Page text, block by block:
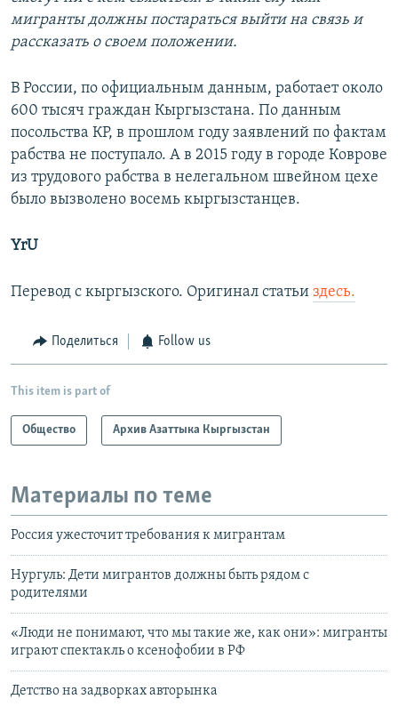
мигранты должны постараться выйти на связь и
рассказать о своем положении.
В России, по официальным данным, работает около
600 тысяч граждан Кыргызстана. По данным
посольства КР, в прошлом году заявлений по фактам
рабства не поступало. А в 2015 году в городе Коврове
из трудового рабства в нелегальном швейном цехе
было вызволено восемь кыргызстанцев.
YrU
Перевод с кыргызского. Оригинал статьи здесь.
Поделиться Follow us
This item is part of
Общество Архив Азаттыка Кыргызстан
Материалы по теме
Россия ужесточит требования к мигрантам
Нургуль: Дети мигрантов должны быть рядом с
родителями
«Люди не понимают, что мы такие же, как они»: мигранты
играют спектакль о ксенофобии в РФ
Детство на задворках авторынка